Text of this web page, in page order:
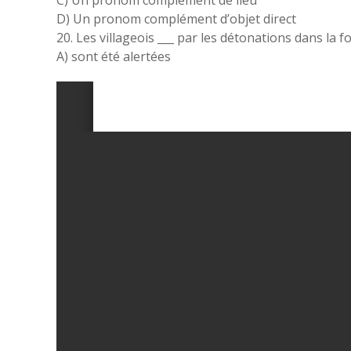
D) Un pronom complément d’objet direct
20. Les villageois ___ par les détonations dans la
A) sont été alertées